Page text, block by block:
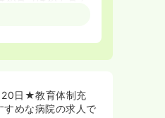
す。
安や心配な気持
ただくことが出来
日★教育体制充
すめな病院の求人で